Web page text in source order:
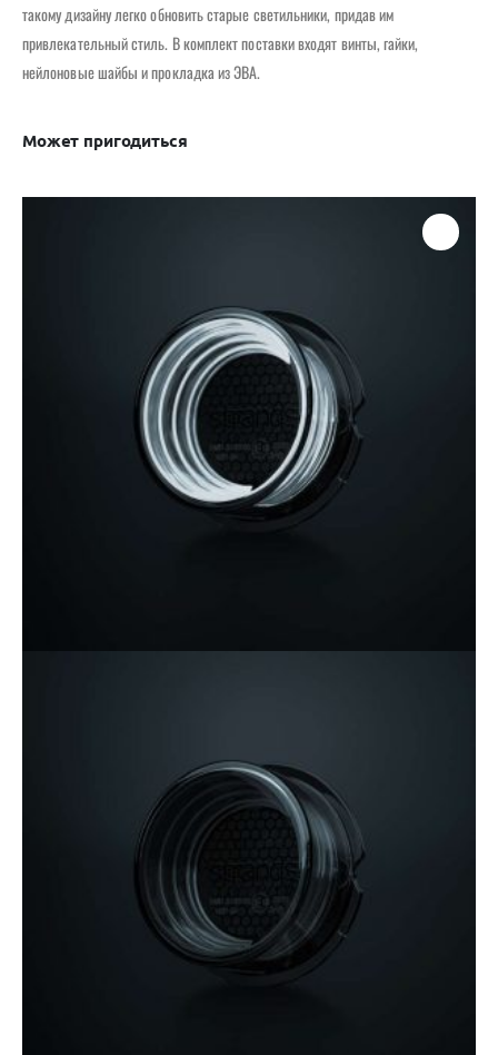
такому дизайну легко обновить старые светильники, придав им
привлекательный стиль. В комплект поставки входят винты, гайки,
нейлоновые шайбы и прокладка из ЭВА.
Может пригодиться